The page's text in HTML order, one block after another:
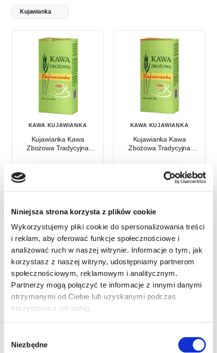
Niniejsza strona korzysta z plików cookie
Wykorzystujemy pliki cookie do spersonalizowania treści
i reklam, aby oferować funkcje społecznościowe i
analizować ruch w naszej witrynie. Informacje o tym, jak
korzystasz z naszej witryny, udostępniamy partnerom
społecznościowym, reklamowym i analitycznym.
Partnerzy mogą połączyć te informacje z innymi danymi
otrzymanymi od Ciebie lub uzyskanymi podczas
korzystania z ich usług.
zgody
Niezbędne
Kujawianka
KAWA KUJAWIANKA
Kujawianka Kawa
Zbożowa Tradycyjna
KAWA KUJAWIANKA
Kujawianka Kawa
Zbożowa Tradycyjna
Wyświetlono 1–2 z 2 wyników
PRODUCENT MAREK